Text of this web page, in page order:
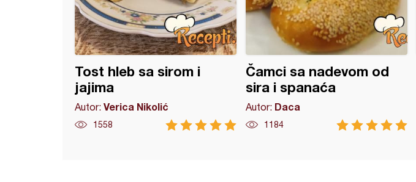
Tost hleb sa sirom i
jajima
Autor: Verica Nikolić
1558
Čamci sa nadevom od
sira i spanaća
Autor: Daca
1184